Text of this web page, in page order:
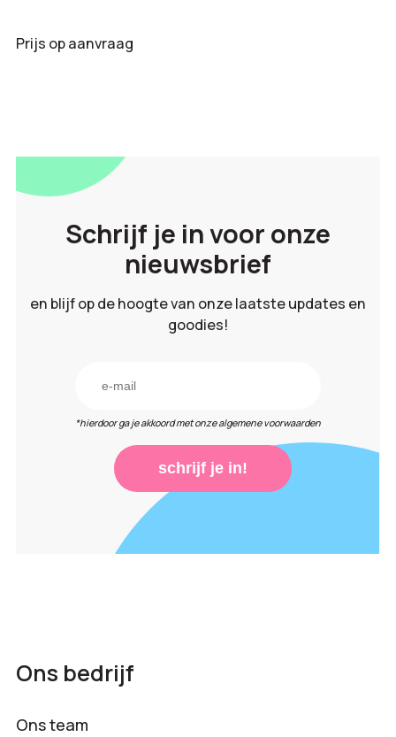
Prijs op aanvraag
Schrijf je in voor onze
nieuwsbrief
en blijf op de hoogte van onze laatste updates en
goodies!
*hierdoor ga je akkoord met onze algemene voorwaarden
schrijf je in!
Ons bedrijf
Ons team